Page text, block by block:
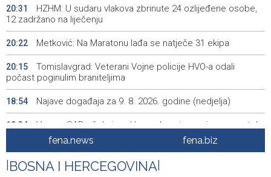
20:31
HZHM: U sudaru vlakova zbrinute 24 ozlijeđene osobe,
12 zadržano na liječenju
20:22 Metković: Na Maratonu lađa se natječe 31 ekipa
20:15
Tomislavgrad: Veterani Vojne policije HVO-a odali
počast poginulim braniteljima
18:54 Najave događaja za 9. 8. 2026. godine (nedjelja)
18:34
Vance: SAD očekuje od Irana da osigura siguran protok
nafte kroz Hormuški moreuz
18:21
Iranski šef sigurnosti: Hormuški moreuz će ostati
zatvoren dok SAD ne ispuni zahtjeve Teherana
fena.news fena.biz
BOSNA I HERCEGOVINA